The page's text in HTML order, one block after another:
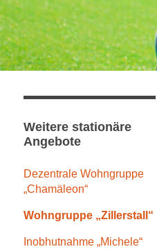
Weitere stationäre
Angebote
Dezentrale Wohngruppe
„Chamäleon“
Wohngruppe „Zillerstall“
Inobhutnahme „Michele“